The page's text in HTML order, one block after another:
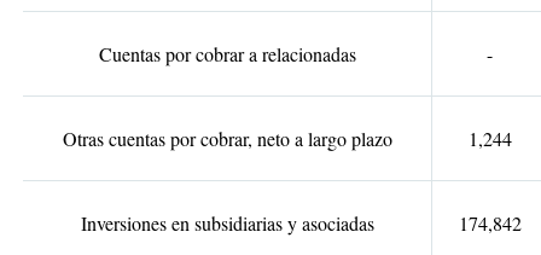
Cuentas por cobrar a relacionadas -
Otras cuentas por cobrar, neto a largo plazo 1,244
Inversiones en subsidiarias y asociadas 174,842